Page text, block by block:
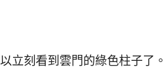
立刻看到雲門的綠色柱子了。